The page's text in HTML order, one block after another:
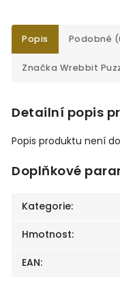
Popis Podobné
Značka Wrebbit
Detailní popis
Popis produktu není
Doplňkové
Kategorie:
Hmotnost:
EAN: